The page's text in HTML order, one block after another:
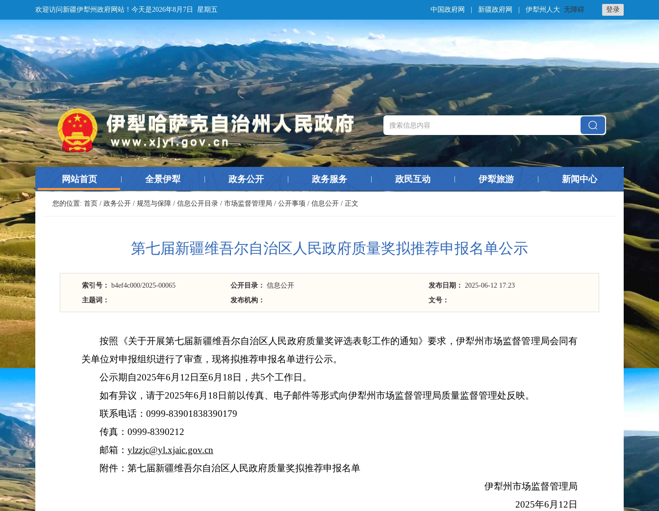
欢迎访问新疆伊犁州政府网站！ 今天是2026年8月7日 星期五 登录
无障碍
中国政府网 新疆政府网 伊犁州人大
网站首页 全景伊犁 政务公开 政务服务 政民互动 伊犁旅游 新闻中心
您的位置: 首页 / 政务公开 / 规范与保障 / 信息公开目录 / 市场监督管理局 / 公开事项 / 信息公开 / 正文
第七届新疆维吾尔自治区人民政府质量奖拟推荐申报名单公示
索引号： b4ef4c000/2025-00065 公开目录： 信息公开 发布日期： 2025-06-12 17:23
主题词：
发布机构： 文号：
按照《关于开展第七届新疆维吾尔自治区人民政府质量奖评选表彰工作的通知》要求，伊犁州市场监督管理局会同有
关单位对申报组织进行了审查，现将拟推荐申报名单进行公示。
公示期自2025年6 月 12 日至6 月 18 日，共5个工作日。
如有异议，请于2025年6 月 18 日前以传真、电子邮件等形式向伊犁州市场监督管理局质量监督管理处反映。
联系电话：0999-83901838390179
传真：0999-8390212
邮箱：ylzzjc@yl.xjaic.gov.cn
附件：第七届新疆维吾尔自治区人民政府质量奖拟推荐申报名单
伊犁州市场监督管理局
2025年6 月 12 日